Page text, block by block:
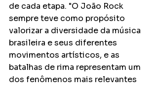
de cada etapa. "O João Rock
sempre teve como propósito
valorizar a diversidade da música
brasileira e seus diferentes
movimentos artísticos, e as
batalhas de rima representam um
dos fenômenos mais relevantes